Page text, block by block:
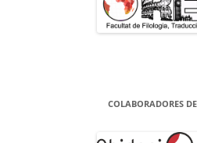
COLABORADORES